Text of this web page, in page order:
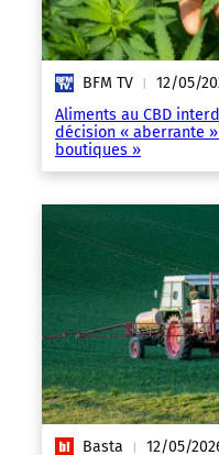
BFM TV | 12/05/
Aliments au CBD
décision « aberrante
boutiques »
Basta | 12/05/